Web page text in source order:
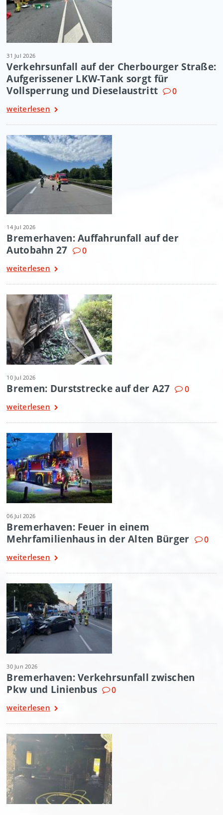
31 Jul 2026
Verkehrsunfall auf der Cherbourger Straße:
Aufgerissener LKW-Tank sorgt für
Vollsperrung und Dieselaustritt
0
weiterlesen
14 Jul 2026
Bremerhaven: Auffahrunfall auf der
Autobahn 27
0
weiterlesen
10 Jul 2026
Bremen: Durststrecke auf der A27 0
weiterlesen
06 Jul 2026
Bremerhaven: Feuer in einem
Mehrfamilienhaus in der Alten Bürger
0
weiterlesen
30 Jun 2026
Bremerhaven: Verkehrsunfall zwischen
Pkw und Linienbus
0
weiterlesen